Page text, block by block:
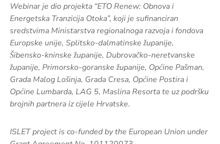
Webinar je dio projekta “ETO Renew: Obnova i
Energetska Tranzicija Otoka”, koji je sufinanciran
sredstvima Ministarstva regionalnoga razvoja i fondova
Europske unije, Splitsko-dalmatinske županije,
Šibensko-kninske županije, Dubrovačko-neretvanske
županije, Primorsko-goranske županije, Općine Pašman,
Grada Malog Lošinja, Grada Cresa, Općine Postira i
Općine Lumbarda, LAG 5, Maslina Resorta te uz podršku
brojnih partnera iz cijele Hrvatske.
ISLET project is co-funded by the European Union under